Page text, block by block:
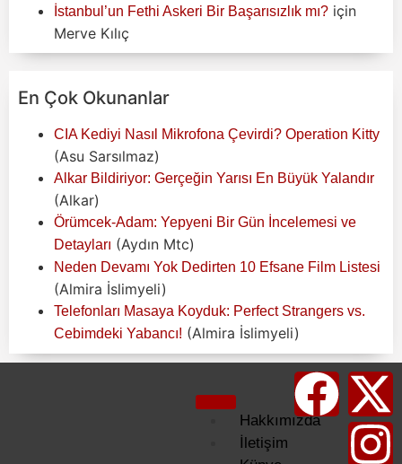
İstanbul’un Fethi Askeri Bir Başarısızlık mı? için
Merve Kılıç
En Çok Okunanlar
CIA Kediyi Nasıl Mikrofona Çevirdi? Operation Kitty
(Asu Sarsılmaz)
Alkar Bildiriyor: Gerçeğin Yarısı En Büyük Yalandır
(Alkar)
Örümcek-Adam: Yepyeni Bir Gün İncelemesi ve
Detayları (Aydın Mtc)
Neden Devamı Yok Dedirten 10 Efsane Film Listesi
(Almira İslimyeli)
Telefonları Masaya Koyduk: Perfect Strangers vs.
Cebimdeki Yabancı! (Almira İslimyeli)
Hakkımızda
İletişim